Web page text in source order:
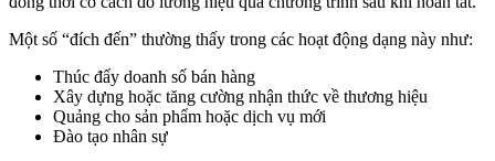
Một số “đích đến” thường thấy trong các hoạt động dạng này như:
Thúc đẩy doanh số bán hàng
Xây dựng hoặc tăng cường nhận thức về thương hiệu
Quảng cho sản phẩm hoặc dịch vụ mới
Đào tạo nhân sự